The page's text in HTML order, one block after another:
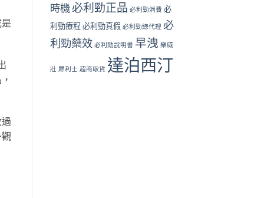
時機必利勁正品 必利勁消費 必
利勁療程 必利勁真假 必利勁總代理 必
利勁藥效 必利勁說明書 早洩 樂威
壯 犀利士 超商取貨 達泊西汀